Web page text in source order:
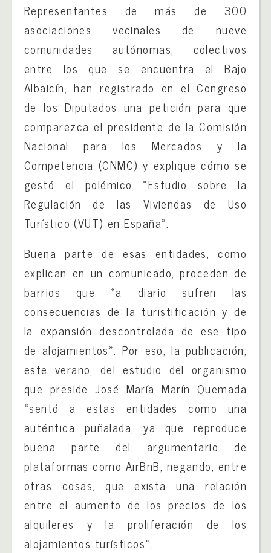
Representantes de más de 300
asociaciones vecinales de nueve
comunidades autónomas, colectivos
entre los que se encuentra el Bajo
Albaicín, han registrado en el Congreso
de los Diputados una petición para que
comparezca el presidente de la Comisión
Nacional para los Mercados y la
Competencia (CNMC) y explique cómo se
gestó el polémico «Estudio sobre la
Regulación de las Viviendas de Uso
Turístico (VUT) en España».
Buena parte de esas entidades, como
explican en un comunicado, proceden de
barrios que «a diario sufren las
consecuencias de la turistificación y de
la expansión descontrolada de ese tipo
de alojamientos». Por eso, la publicación,
este verano, del estudio del organismo
que preside José María Marín Quemada
«sentó a estas entidades como una
auténtica puñalada, ya que reproduce
buena parte del argumentario de
plataformas como AirBnB, negando, entre
otras cosas, que exista una relación
entre el aumento de los precios de los
alquileres y la proliferación de los
alojamientos turísticos».